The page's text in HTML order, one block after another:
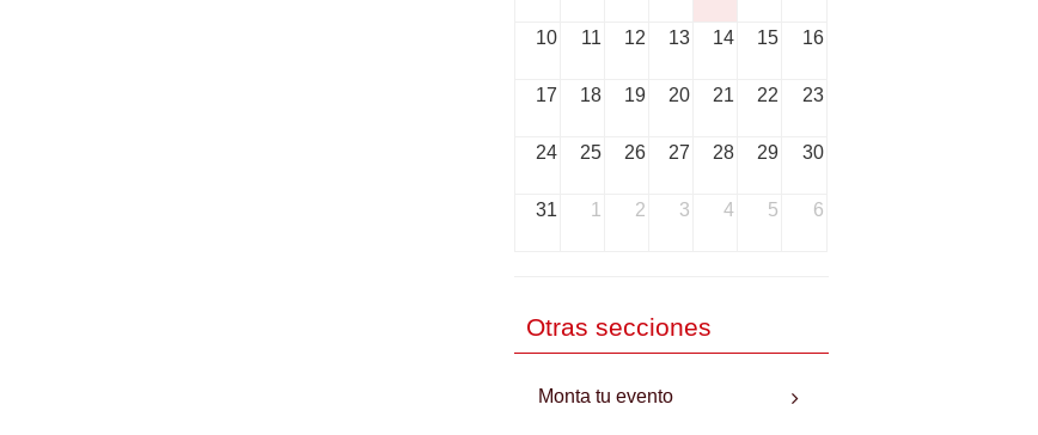
10 11 12 13 14 15 16
17 18 19 20 21 22 23
24 25 26 27 28 29 30
31 1 2 3 4 5 6
Otras secciones
Monta tu evento